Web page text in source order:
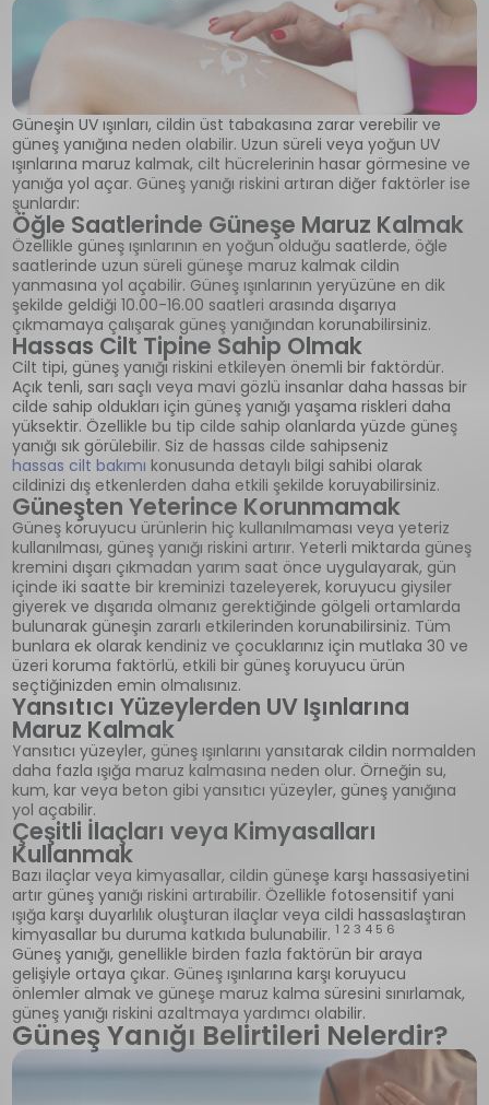
Güneşin UV ışınları, cildin üst tabakasına zarar verebilir ve
güneş yanığına neden olabilir. Uzun süreli veya yoğun UV
ışınlarına maruz kalmak, cilt hücrelerinin hasar görmesine ve
yanığa yol açar. Güneş yanığı riskini artıran diğer faktörler ise
şunlardır:
Öğle Saatlerinde Güneşe Maruz Kalmak
Özellikle güneş ışınlarının en yoğun olduğu saatlerde, öğle
saatlerinde uzun süreli güneşe maruz kalmak cildin
yanmasına yol açabilir. Güneş ışınlarının yeryüzüne en dik
şekilde geldiği 10.00-16.00 saatleri arasında dışarıya
çıkmamaya çalışarak güneş yanığından korunabilirsiniz.
Hassas Cilt Tipine Sahip Olmak
Cilt tipi, güneş yanığı riskini etkileyen önemli bir faktördür.
Açık tenli, sarı saçlı veya mavi gözlü insanlar daha hassas bir
cilde sahip oldukları için güneş yanığı yaşama riskleri daha
yüksektir. Özellikle bu tip cilde sahip olanlarda yüzde güneş
yanığı sık görülebilir. Siz de hassas cilde sahipseniz
hassas cilt bakımı konusunda detaylı bilgi sahibi olarak
cildinizi dış etkenlerden daha etkili şekilde koruyabilirsiniz.
Güneşten Yeterince Korunmamak
Güneş koruyucu ürünlerin hiç kullanılmaması veya yeteriz
kullanılması, güneş yanığı riskini artırır. Yeterli miktarda güneş
kremini dışarı çıkmadan yarım saat önce uygulayarak, gün
içinde iki saatte bir kreminizi tazeleyerek, koruyucu giysiler
giyerek ve dışarıda olmanız gerektiğinde gölgeli ortamlarda
bulunarak güneşin zararlı etkilerinden korunabilirsiniz. Tüm
bunlara ek olarak kendiniz ve çocuklarınız için mutlaka 30 ve
üzeri koruma faktörlü, etkili bir güneş koruyucu ürün
seçtiğinizden emin olmalısınız.
Yansıtıcı Yüzeylerden UV Işınlarına
Maruz Kalmak
Yansıtıcı yüzeyler, güneş ışınlarını yansıtarak cildin normalden
daha fazla ışığa maruz kalmasına neden olur. Örneğin su,
kum, kar veya beton gibi yansıtıcı yüzeyler, güneş yanığına
yol açabilir.
Çeşitli İlaçları veya Kimyasalları
Kullanmak
Bazı ilaçlar veya kimyasallar, cildin güneşe karşı hassasiyetini
artır güneş yanığı riskini artırabilir. Özellikle fotosensitif yani
ışığa karşı duyarlılık oluşturan ilaçlar veya cildi hassaslaştıran
kimyasallar bu duruma katkıda bulunabilir. 1 2 3 4 5 6
Güneş yanığı, genellikle birden fazla faktörün bir araya
gelişiyle ortaya çıkar. Güneş ışınlarına karşı koruyucu
önlemler almak ve güneşe maruz kalma süresini sınırlamak,
güneş yanığı riskini azaltmaya yardımcı olabilir.
Güneş Yanığı Belirtileri Nelerdir?